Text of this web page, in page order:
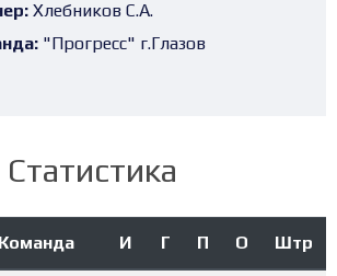
Хлебников С.А.
"Прогресс" г.Глазов
Статистика
Команда И Г П О Штр